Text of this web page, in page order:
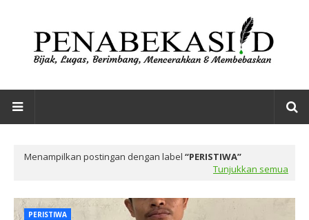
Menampilkan postingan dengan label
PERISTIWA
Tunjukkan semua
PERISTIWA